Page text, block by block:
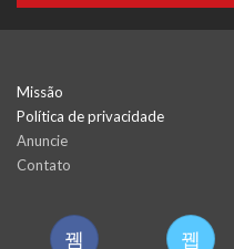
Missão
Política de privacidade
Anuncie
Contato